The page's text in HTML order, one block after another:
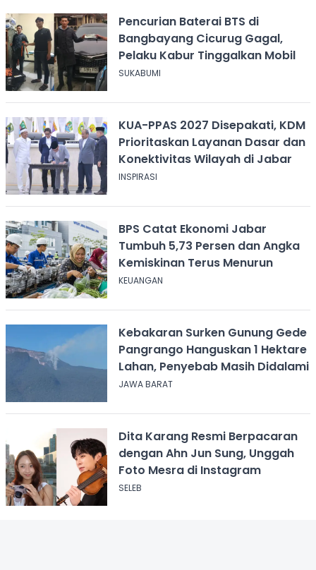
Pencurian Baterai BTS di
Bangbayang Cicurug Gagal,
Pelaku Kabur Tinggalkan Mobil
SUKABUMI
KUA-PPAS 2027 Disepakati, KDM
Prioritaskan Layanan Dasar dan
Konektivitas Wilayah di Jabar
INSPIRASI
BPS Catat Ekonomi Jabar
Tumbuh 5,73 Persen dan Angka
Kemiskinan Terus Menurun
KEUANGAN
Kebakaran Surken Gunung Gede
Pangrango Hanguskan 1 Hektare
Lahan, Penyebab Masih Didalami
JAWA BARAT
Dita Karang Resmi Berpacaran
dengan Ahn Jun Sung, Unggah
Foto Mesra di Instagram
SELEB